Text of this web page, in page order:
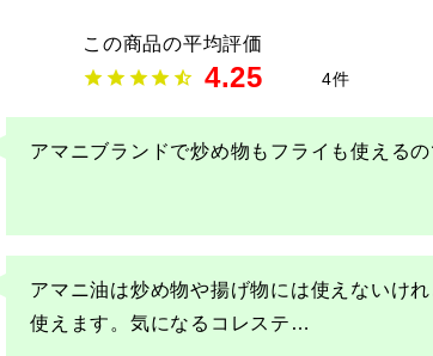
4.25 4
アマニ油は炒め物や揚げ物には使えないけ
使えます。気になるコレステ …